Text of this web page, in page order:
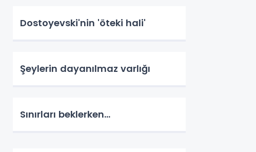
Dostoyevski'nin 'öteki hali'
Şeylerin dayanılmaz varlığı
Sınırları beklerken...